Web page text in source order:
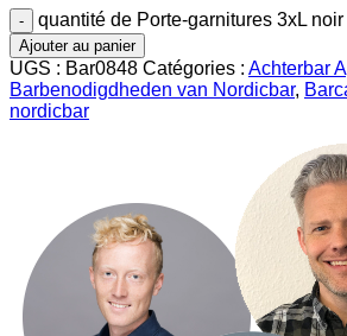
quantité de Porte-garnitures 3xL noir
Ajouter au panier
UGS : Bar0848 Catégories : Achterbar
Barbenodigdheden van Nordicbar,
nordicbar